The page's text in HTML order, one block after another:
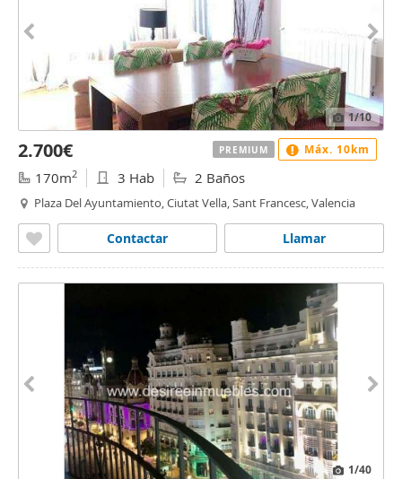
1/10
2.700€
170m2 3 Hab 2 Baños
Plaza Del Ayuntamiento, Ciutat Vella, Sant Francesc, Valencia
Llamar
Contactar
PREMIUM Máx. 10km
1/40